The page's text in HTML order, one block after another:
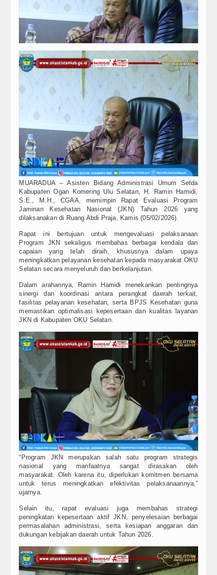
MUARADUA – Asisten Bidang Administrasi Umum Setda
Kabupaten Ogan Komering Ulu Selatan, H. Ramin Hamidi,
S.E., M.H., CGAA, memimpin Rapat Evaluasi Program
Jaminan Kesehatan Nasional (JKN) Tahun 2026 yang
dilaksanakan di Ruang Abdi Praja, Kamis (05/02/2026).
Rapat ini bertujuan untuk mengevaluasi pelaksanaan
Program JKN sekaligus membahas berbagai kendala dan
capaian yang telah diraih, khususnya dalam upaya
meningkatkan pelayanan kesehatan kepada masyarakat OKU
Selatan secara menyeluruh dan berkelanjutan.
Dalam arahannya, Ramin Hamidi menekankan pentingnya
sinergi dan koordinasi antara perangkat daerah terkait,
fasilitas pelayanan kesehatan, serta BPJS Kesehatan guna
memastikan optimalisasi kepesertaan dan kualitas layanan
JKN di Kabupaten OKU Selatan.
“Program JKN merupakan salah satu program strategis
nasional yang manfaatnya sangat dirasakan oleh
masyarakat. Oleh karena itu, diperlukan komitmen bersama
untuk terus meningkatkan efektivitas pelaksanaannya,”
ujarnya.
Selain itu, rapat evaluasi juga membahas strategi
peningkatan kepesertaan aktif JKN, penyelesaian berbagai
permasalahan administrasi, serta kesiapan anggaran dan
dukungan kebijakan daerah untuk Tahun 2026.